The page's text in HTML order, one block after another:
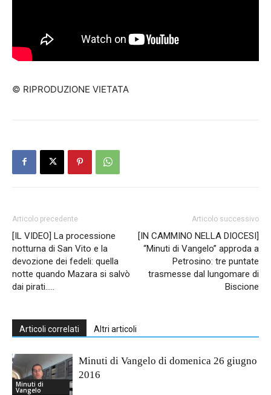
© RIPRODUZIONE VIETATA
Articolo precedente
[IL VIDEO] La processione
notturna di San Vito e la
devozione dei fedeli: quella
notte quando Mazara si salvò
dai pirati…..
Articolo successivo
[IN CAMMINO NELLA DIOCESI]
“Minuti di Vangelo” approda a
Petrosino: tre puntate
trasmesse dal lungomare di
Biscione
Articoli correlati Altri articoli
Minuti di
Vangelo
Minuti di Vangelo di domenica 26 giugno
2016